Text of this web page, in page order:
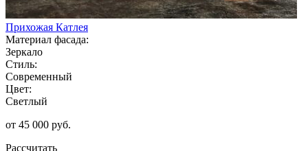
Прихожая Катлея
Материал фасада:
Зеркало
Стиль:
Современный
Цвет:
Светлый
от 45 000 руб.
Рассчитать